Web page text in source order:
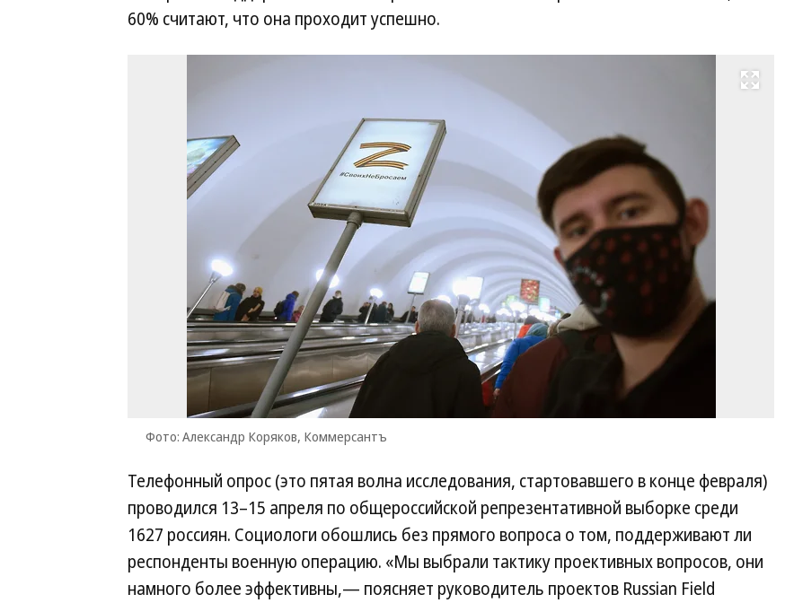
60% считают, что она проходит успешно.
Развернуть на весь экран
Фото: Александр Коряков, Коммерсантъ
Телефонный опрос (это пятая волна исследования, стартовавшего в конце февраля)
проводился 13–15 апреля по общероссийской репрезентативной выборке среди
1627 россиян. Социологи обошлись без прямого вопроса о том, поддерживают ли
респонденты военную операцию. «Мы выбрали тактику проективных вопросов, они
намного более эффективны,— поясняет руководитель проектов Russian Field